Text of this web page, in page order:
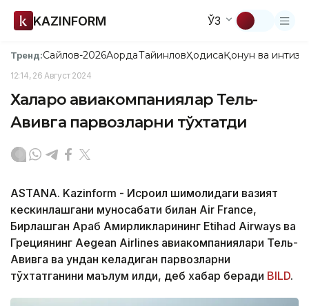
KAZINFORM ЎЗ
Тренд:Сайлов-2026АқордаТайинловҲодисаҚонун ва
12:14, 26 Август 2024
Халқаро авиакомпаниялар Тель-
Авивга парвозларни тўхтатди
ASTANA. Kazinform - Исроил шимолидаги вазият
кескинлашгани муносабати билан Air France,
Бирлашган Араб Амирликларининг Etihad Airways ва
Грециянинг Aegean Airlines авиакомпаниялари Тель-
Авивга ва ундан келадиган парвозларни
тўхтатганини маълум қилди, деб хабар беради BILD.